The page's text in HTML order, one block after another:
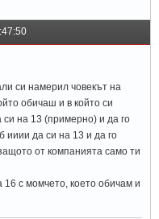
си намерил човекът на
обичаш и в който си
на 13 (примерно) и да го
ииии да си на 13 и да го
от компанията само ти
с момчето, което обичам и